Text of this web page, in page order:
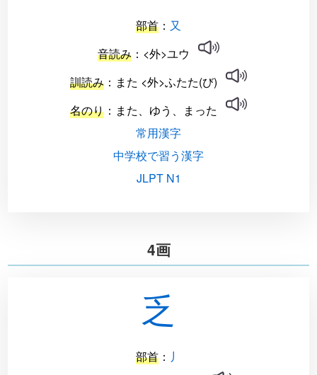
部首 ： 又
音読み ：<外>ユウ
訓読み ：また <外>ふたた(び)
名のり ：また、ゆう、まった
常用漢字
中学校で習う漢字
JLPT N1
4画
乏
部首 ： 丿